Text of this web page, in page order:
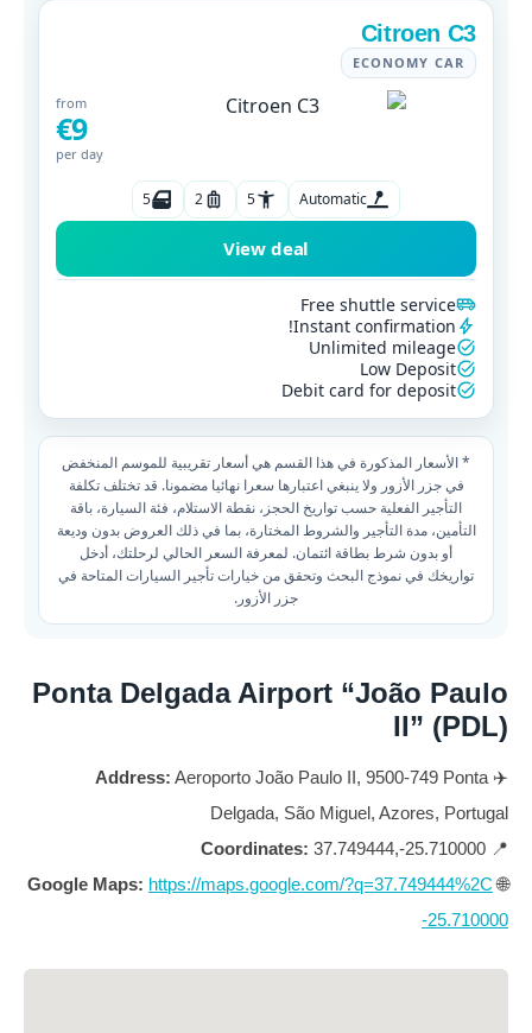
Citroen C3
ECONOMY CAR
from
€9
per day
Automatic
5
2
5
View deal
Free shuttle service
Instant confirmation!
Unlimited mileage
Low Deposit
Debit card for deposit
* الأسعار المذكورة في هذا القسم هي أسعار تقريبية للموسم المنخفض
في جزر الأزور ولا ينبغي اعتبارها سعرا نهائيا مضمونا. قد تختلف تكلفة
التأجير الفعلية حسب تواريخ الحجز، نقطة الاستلام، فئة السيارة، باقة
التأمين، مدة التأجير والشروط المختارة، بما في ذلك العروض بدون وديعة
أو بدون شرط بطاقة ائتمان. لمعرفة السعر الحالي لرحلتك، أدخل
تواريخك في نموذج البحث وتحقق من خيارات تأجير السيارات المتاحة في
جزر الأزور.
Ponta Delgada Airport “João Paulo
II” (PDL)
✈️
Address: Aeroporto João Paulo II, 9500-749 Ponta
Delgada, São Miguel, Azores, Portugal
📍
Coordinates: 37.749444,-25.710000
🌐
Google Maps: https://maps.google.com/?q=37.749444%2C
-25.710000